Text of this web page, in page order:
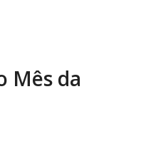
Mês da